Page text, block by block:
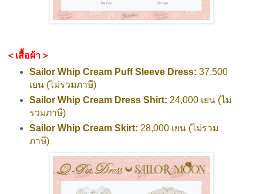
＜เสื้อผ้า＞
Sailor Whip Cream Puff Sleeve Dress: 37,500
เยน (ไม่รวมภาษี)
Sailor Whip Cream Dress Shirt: 24,000 เยน (ไม่
รวมภาษี)
Sailor Whip Cream Skirt: 28,000 เยน (ไม่รวม
ภาษี)